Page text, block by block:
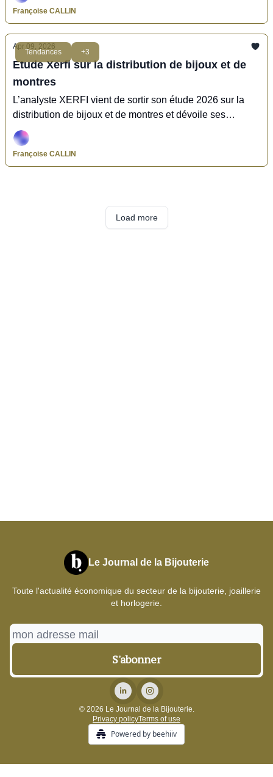
Françoise CALLIN
Tendances +3
Apr 09, 2026
Etude Xerfi sur la distribution de bijoux et de
montres
L’analyste XERFI vient de sortir son étude 2026 sur la
distribution de bijoux et de montres et dévoile ses
prévisions pour 2027.
Françoise CALLIN
Load more
Le Journal de la Bijouterie
Toute l'actualité économique du secteur de la bijouterie, joaillerie
et horlogerie.
© 2026 Le Journal de la Bijouterie.
Privacy policyTerms of use
Powered by beehiiv